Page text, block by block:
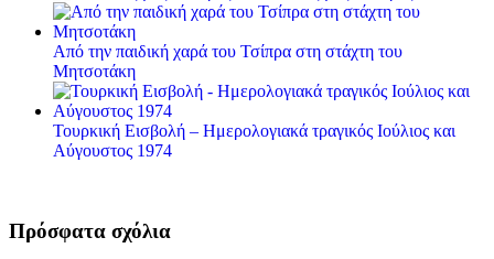
Από την παιδική χαρά του Τσίπρα στη στάχτη του
Μητσοτάκη
Τουρκική Εισβολή – Ημερολογιακά τραγικός Ιούλιος και
Αύγουστος 1974
Πρόσφατα σχόλια